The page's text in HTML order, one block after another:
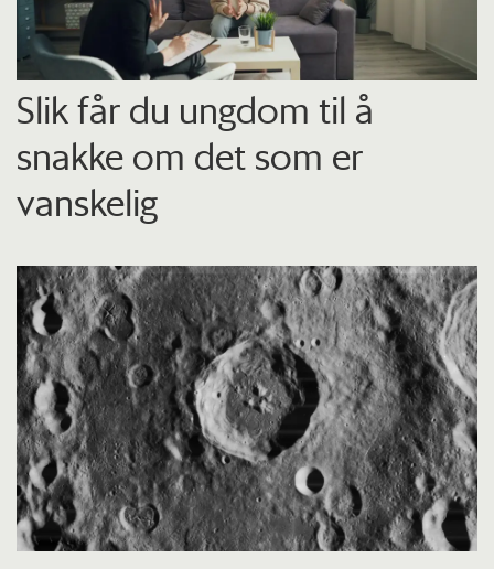
Slik får du ungdom til å
snakke om det som er
vanskelig